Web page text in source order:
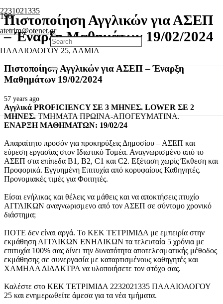
2231021335
atetrim@otenet.gr
ΠΑΛΑΙΟΛΟΓΟΥ 25, ΛΑΜΙΑ
Πιστοποίηση Αγγλικών για ΑΣΕΠ
– Έναρξη Μαθημάτων 19/02/2024
Πιστοποίηση Αγγλικών για ΑΣΕΠ – Έναρξη
Μαθημάτων 19/02/2024
57 years ago
Αγγλικά PROFICIENCY ΣΕ 3 ΜΗΝΕΣ. LOWER ΣΕ 2
ΜΗΝΕΣ. ΤΜΗΜΑΤΑ ΠΡΩΙΝΑ-ΑΠΟΓΕΥΜΑΤΙΝΑ.
ΕΝΑΡΞΗ ΜΑΘΗΜΑΤΩΝ: 19/02/24
Απαραίτητο προσόν για προκηρύξεις Δημοσίου – ΑΣΕΠ και
εύρεση εργασίας στον Ιδιωτικό Τομέα. Αναγνωρισμένο από το
ΑΣΕΠ στα επίπεδα B1, B2, C1 και C2. Εξέταση χωρίς Έκθεση και
Προφορικά. Εγγυημένη Επιτυχία από κορυφαίους Καθηγητές.
Προνομιακές τιμές για Φοιτητές.
Είσαι ενήλικας και θέλεις να μάθεις και να αποκτήσεις πτυχίο
ΑΓΓΛΙΚΩΝ αναγνωρισμενο από τον ΑΣΕΠ σε σύντομο χρονικό
διάστημα;
ΠΟΤΕ δεν είναι αργά. Το ΚΕΚ ΤΕΤΡΙΜΙΔΑ με εμπειρία στην
εκμάθηση ΑΓΓΛΙΚΩΝ ΕΝΗΛΙΚΩΝ τα τελευταία 5 χρόνια με
επιτυχία 100% σας δίνει την δυνατότητα αποτελεσματικής μέθοδος
εκμάθησης σε συνεργασία με καταρτισμένους καθηγητές και
ΧΑΜΗΛΑ ΔΙΔΑΚΤΡΑ να υλοποιήσετε τον στόχο σας.
Καλέστε στο ΚΕΚ ΤΕΤΡΙΜΙΔΑ 2232021335 ΠΑΛΑΙΟΛΟΓΟΥ
25 και ενημερωθείτε άμεσα για τα νέα τμήματα.